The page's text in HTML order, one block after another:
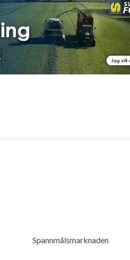
Spannmålsmarknaden